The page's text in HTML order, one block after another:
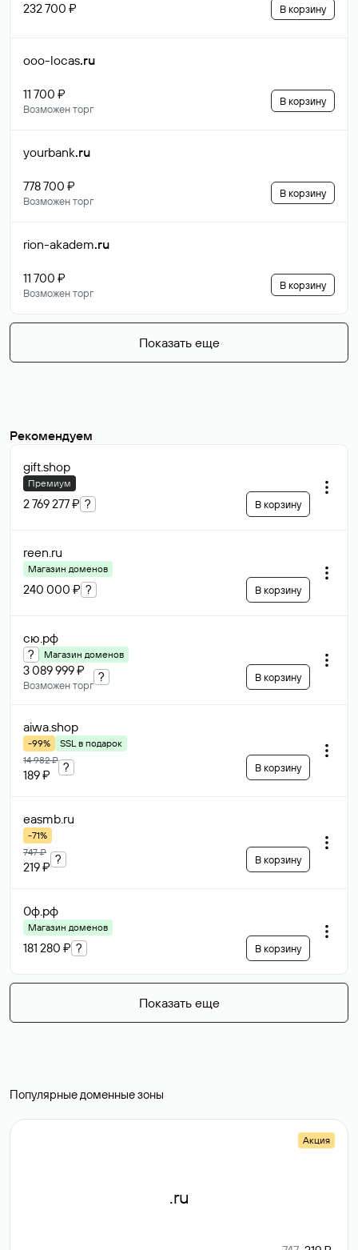
232 700 ₽ В корзину
ooo-locas.ru
11 700 ₽
Возможен торг
В корзину
yourbank.ru
778 700 ₽
Возможен торг
В корзину
rion-akadem.ru
11 700 ₽
Возможен торг
В корзину
Показать еще
Рекомендуем
gift.shop
Премиум
2 769 277 ₽ ? В корзину
reen.ru
Магазин доменов
240 000 ₽ ? В корзину
сю.рф
? Магазин доменов
3 089 999 ₽
Возможен торг
? В корзину
aiwa.shop
-99%
SSL в подарок
14 982 ₽
189 ₽
? В корзину
easmb.ru
-71%
747 ₽
219 ₽
? В корзину
0ф.рф
Магазин доменов
181 280 ₽ ? В корзину
Показать еще
Популярные доменные зоны
Акция
.ru